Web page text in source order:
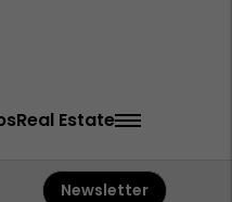
Real Estate
Newsletter